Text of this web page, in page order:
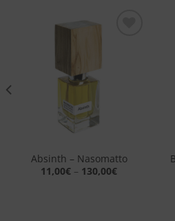
Absinth – Nasomatto
11,00€ – 130,00€